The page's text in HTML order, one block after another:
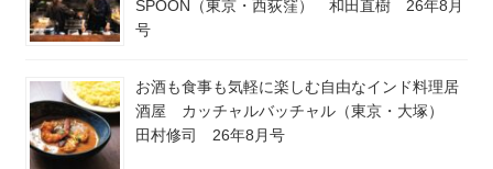
SPOON（東京・西荻窪） 和田直樹 26年8月
号
お酒も食事も気軽に楽しむ自由なインド料理居
酒屋 カッチャルバッチャル（東京・大塚）
田村修司 26年8月号